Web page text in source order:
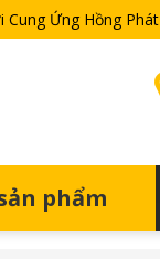
Ứng Hồng Phát
phẩm